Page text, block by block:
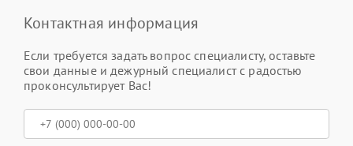
Контактная информация
Если требуется задать вопрос специалисту, оставьте
свои данные и дежурный специалист с радостью
проконсультирует Вас!